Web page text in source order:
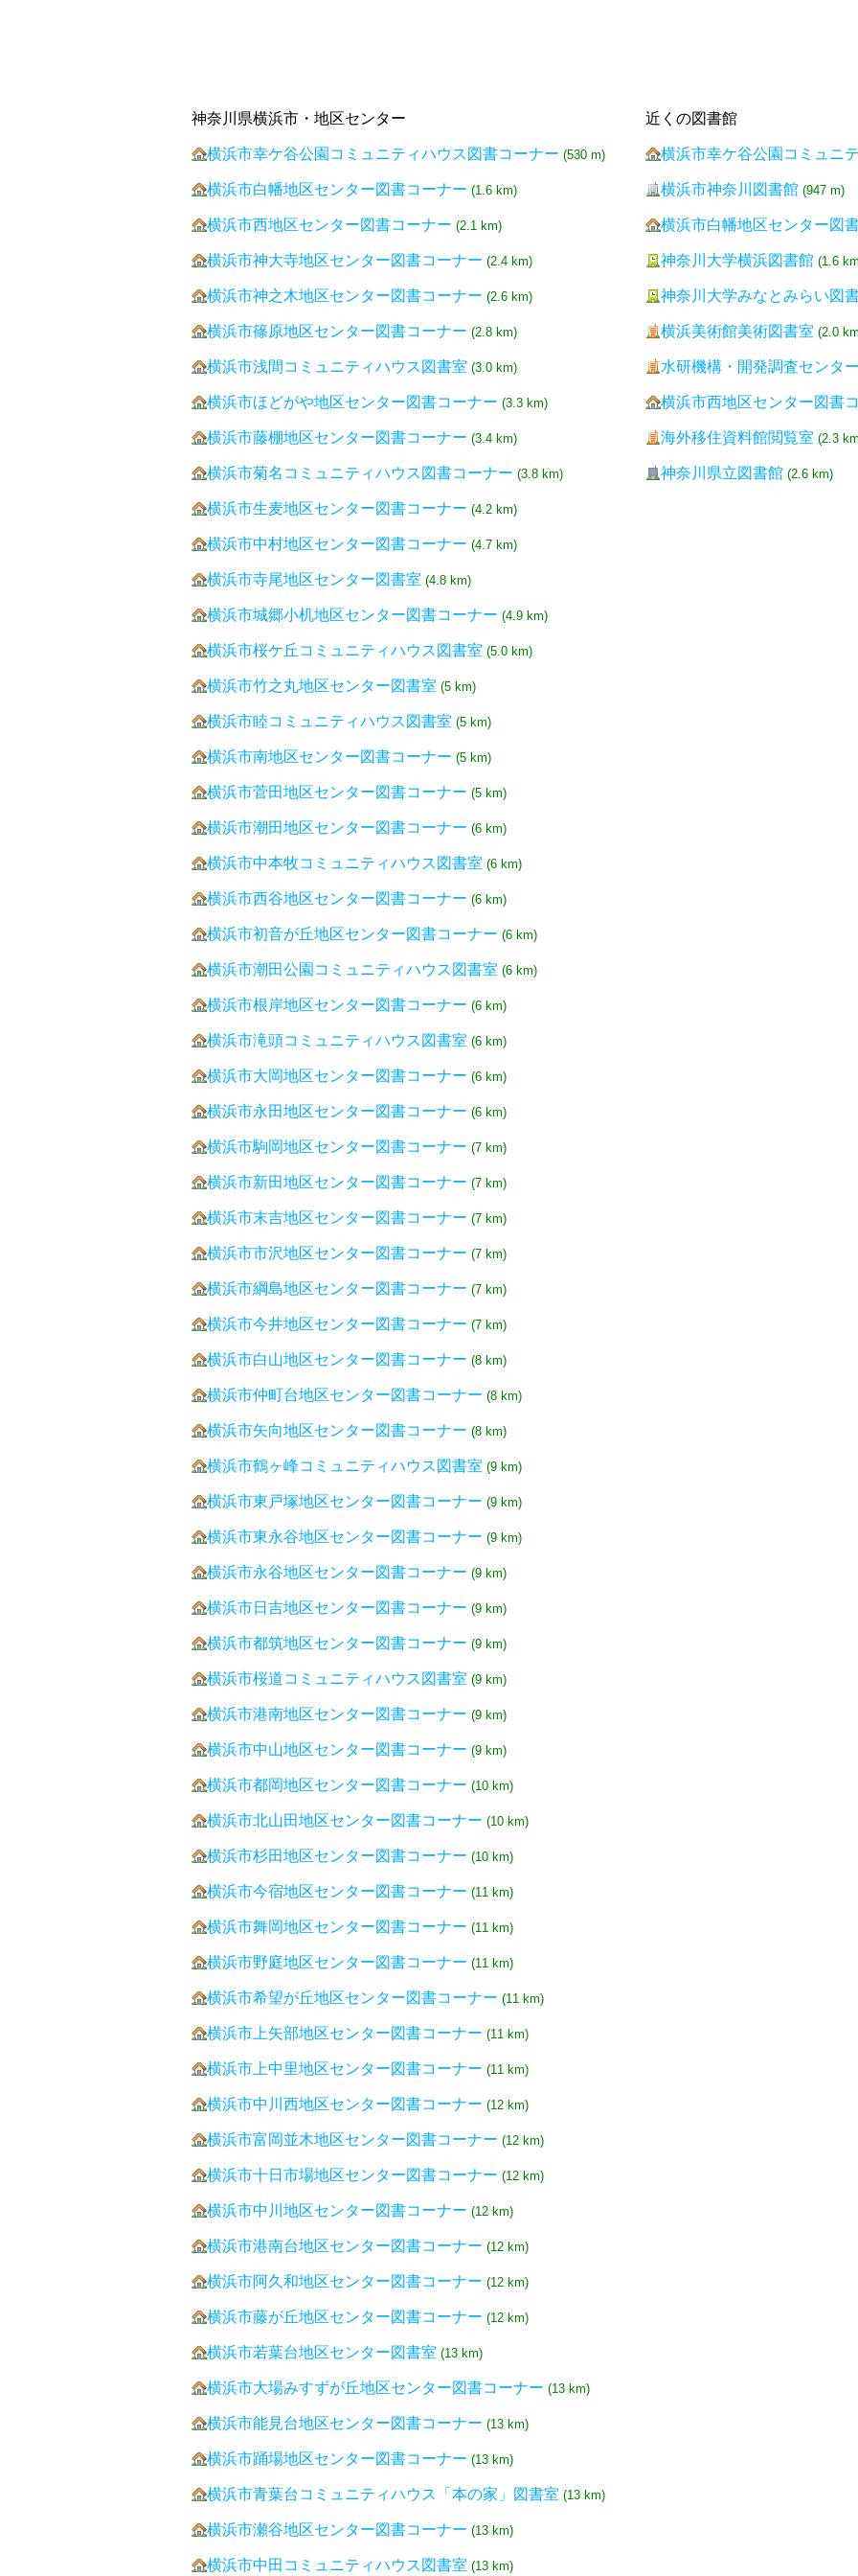
神奈川県横浜市・地区センター
横浜市幸ケ谷公園コミュニティハウス図書コーナー (530 m)
横浜市白幡地区センター図書コーナー (1.6 km)
横浜市西地区センター図書コーナー (2.1 km)
横浜市神大寺地区センター図書コーナー (2.4 km)
横浜市神之木地区センター図書コーナー (2.6 km)
横浜市篠原地区センター図書コーナー (2.8 km)
横浜市浅間コミュニティハウス図書室 (3.0 km)
横浜市ほどがや地区センター図書コーナー (3.3 km)
横浜市藤棚地区センター図書コーナー (3.4 km)
横浜市菊名コミュニティハウス図書コーナー (3.8 km)
横浜市生麦地区センター図書コーナー (4.2 km)
横浜市中村地区センター図書コーナー (4.7 km)
横浜市寺尾地区センター図書室 (4.8 km)
横浜市城郷小机地区センター図書コーナー (4.9 km)
横浜市桜ケ丘コミュニティハウス図書室 (5.0 km)
横浜市竹之丸地区センター図書室 (5 km)
横浜市睦コミュニティハウス図書室 (5 km)
横浜市南地区センター図書コーナー (5 km)
横浜市菅田地区センター図書コーナー (5 km)
横浜市潮田地区センター図書コーナー (6 km)
横浜市中本牧コミュニティハウス図書室 (6 km)
横浜市西谷地区センター図書コーナー (6 km)
横浜市初音が丘地区センター図書コーナー (6 km)
横浜市潮田公園コミュニティハウス図書室 (6 km)
横浜市根岸地区センター図書コーナー (6 km)
横浜市滝頭コミュニティハウス図書室 (6 km)
横浜市大岡地区センター図書コーナー (6 km)
横浜市永田地区センター図書コーナー (6 km)
横浜市駒岡地区センター図書コーナー (7 km)
横浜市新田地区センター図書コーナー (7 km)
横浜市末吉地区センター図書コーナー (7 km)
横浜市市沢地区センター図書コーナー (7 km)
横浜市綱島地区センター図書コーナー (7 km)
横浜市今井地区センター図書コーナー (7 km)
横浜市白山地区センター図書コーナー (8 km)
横浜市仲町台地区センター図書コーナー (8 km)
横浜市矢向地区センター図書コーナー (8 km)
横浜市鶴ヶ峰コミュニティハウス図書室 (9 km)
横浜市東戸塚地区センター図書コーナー (9 km)
横浜市東永谷地区センター図書コーナー (9 km)
横浜市永谷地区センター図書コーナー (9 km)
横浜市日吉地区センター図書コーナー (9 km)
横浜市都筑地区センター図書コーナー (9 km)
横浜市桜道コミュニティハウス図書室 (9 km)
横浜市港南地区センター図書コーナー (9 km)
横浜市中山地区センター図書コーナー (9 km)
横浜市都岡地区センター図書コーナー (10 km)
横浜市北山田地区センター図書コーナー (10 km)
横浜市杉田地区センター図書コーナー (10 km)
横浜市今宿地区センター図書コーナー (11 km)
横浜市舞岡地区センター図書コーナー (11 km)
横浜市野庭地区センター図書コーナー (11 km)
横浜市希望が丘地区センター図書コーナー (11 km)
横浜市上矢部地区センター図書コーナー (11 km)
横浜市上中里地区センター図書コーナー (11 km)
横浜市中川西地区センター図書コーナー (12 km)
横浜市富岡並木地区センター図書コーナー (12 km)
横浜市十日市場地区センター図書コーナー (12 km)
横浜市中川地区センター図書コーナー (12 km)
横浜市港南台地区センター図書コーナー (12 km)
横浜市阿久和地区センター図書コーナー (12 km)
横浜市藤が丘地区センター図書コーナー (12 km)
横浜市若葉台地区センター図書室 (13 km)
横浜市大場みすずが丘地区センター図書コーナー (13 km)
横浜市能見台地区センター図書コーナー (13 km)
横浜市踊場地区センター図書コーナー (13 km)
横浜市青葉台コミュニティハウス「本の家」図書室 (13 km)
横浜市瀬谷地区センター図書コーナー (13 km)
横浜市中田コミュニティハウス図書室 (13 km)
近くの図書館
横浜市幸ケ谷公園コミュニ
横浜市神奈川図書館 (947 m)
横浜市白幡地区センター図
神奈川大学横浜図書館 (1.6
神奈川大学みなとみらい図
横浜美術館美術図書室 (2.0
水研機構・開発調査センタ
横浜市西地区センター図書
海外移住資料館閲覧室 (2.3
神奈川県立図書館 (2.6 km)